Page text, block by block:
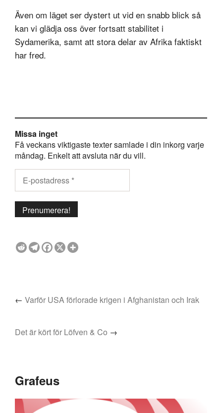
Även om läget ser dystert ut vid en snabb blick så
kan vi glädja oss över fortsatt stabilitet i
Sydamerika, samt att stora delar av Afrika faktiskt
har fred.
Missa inget
Få veckans viktigaste texter samlade i din inkorg varje
måndag. Enkelt att avsluta när du vill.
← Varför USA förlorade krigen i Afghanistan och Irak
Det är kört för Löfven & Co →
Grafeus